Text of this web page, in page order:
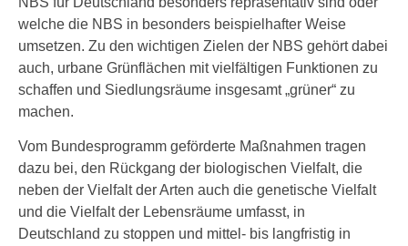
welche die NBS in besonders beispielhafter Weise
umsetzen. Zu den wichtigen Zielen der NBS gehört dabei
auch, urbane Grünflächen mit vielfältigen Funktionen zu
schaffen und Siedlungsräume insgesamt „grüner“ zu
machen.
Vom Bundesprogramm geförderte Maßnahmen tragen
dazu bei, den Rückgang der biologischen Vielfalt, die
neben der Vielfalt der Arten auch die genetische Vielfalt
und die Vielfalt der Lebensräume umfasst, in
Deutschland zu stoppen und mittel- bis langfristig in